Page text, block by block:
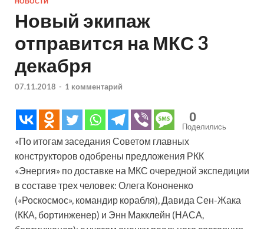
Новый экипаж
отправится на МКС 3
декабря
07.11.2018 - 1 комментарий
0
Поделились
«По итогам заседания Советом главных
конструкторов одобрены предложения РКК
«Энергия» по доставке на МКС очередной экспедиции
в составе трех человек: Олега Кононенко
(«Роскосмос», командир корабля), Давида Сен-Жака
(ККА, бортинженер) и Энн Макклейн (НАСА,